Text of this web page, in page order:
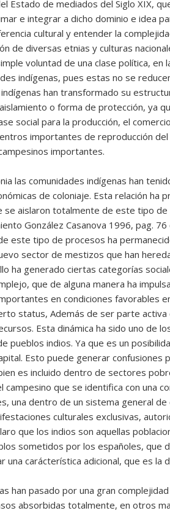
Estado de mediados del Siglo XIX,
e integrar a dicho dominio e idea
cultural y entender la
de diversas etnias y culturas
voluntad de una clase política,
indígenas, pues estas no se
han transformado su
o forma de protección, ya
social para la producción, el
importantes de reproducción
importantes.
las comunidades indígenas han
de coloniaje. Esta relación
se aislaron totalmente de este tipo
González Casanova 1996, pag.
este tipo de procesos ha
sector de mestizos que han
ha generado ciertas categorías
que de alguna manera ha
en condiciones favorables
status, Además de ser parte
Esta dinámica ha sido uno de
pueblos indios. Ya que es un
Esto puede generar confusiones
es incluido dentro de sectores
campesino que se identifica con una
una dentro de un sistema general
culturales exclusivas,
que los indios son aquellas
sometidos por los españoles, que
una carácterística adicional, que es la
han pasado por una gran
absorbidas totalmente, en otros